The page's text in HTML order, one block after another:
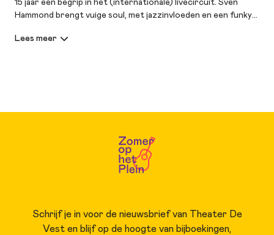
15 jaar een begrip in het (internationale) livecircuit. Sven
Hammond brengt vuige soul, met jazzinvloeden en een funky
beste muzikanten van Nederland, mixt rauwe energie en
Schrijf je in voor de nieuwsbrief van Theater De
Vest en blijf op de hoogte van bijboekingen,